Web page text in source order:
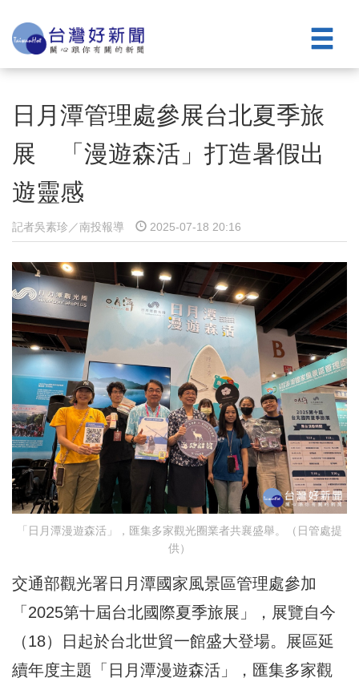
日月潭管理處參展台北夏季旅
展 「漫遊森活」打造暑假出
遊靈感
記者吳素珍／南投報導 2025-07-18 20:16
「日月潭漫遊森活」，匯集多家觀光圈業者共襄盛舉。（日管處提
供）
交通部觀光署日月潭國家風景區管理處參加
「2025第十屆台北國際夏季旅展」，展覽自今
（18）日起於台北世貿一館盛大登場。展區延
續年度主題「日月潭漫遊森活」，匯集多家觀